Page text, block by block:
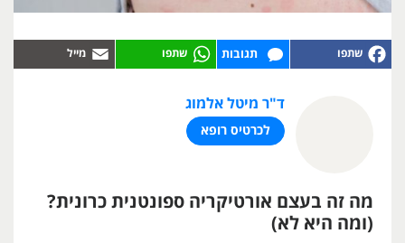
תגובות
ד"ר מיטל אלמוג
לכרטיס רופא
מה זה בעצם אורטיקריה ספונטנית כרונית?
(ומה היא לא)